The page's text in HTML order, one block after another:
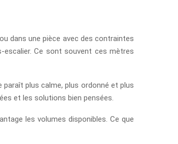
dans une pièce avec des contraintes
escalier. Ce sont souvent ces mètres
paraît plus calme, plus ordonné et plus
et les solutions bien pensées.
les volumes disponibles. Ce que